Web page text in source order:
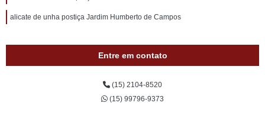
alicate de unha postiça Jardim Humberto de Campos
Entre em contato
(15) 2104-8520
(15) 99796-9373